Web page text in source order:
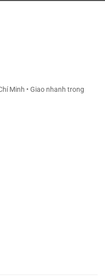
Minh • Giao nhanh trong